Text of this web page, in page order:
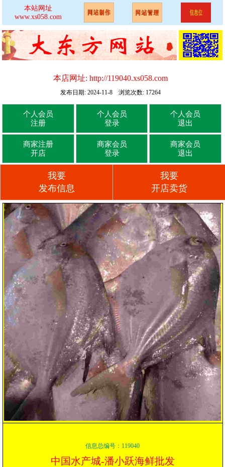
本站网址
www.xs058.com
本店网址: http://119040.xs058.com
发布日期: 2024-11-8 浏览次数: 17264
个人会员
注册
个人会员
登录
个人会员
退出
商家注册
开店
商家会员
登录
商家会员
退出
我要
发布信息
我要
开店卖货
信息总编号：119040
中国水产城-潘小跃海鲜批发